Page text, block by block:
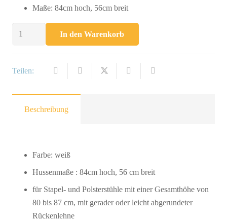
Maße: 84cm hoch, 56cm breit
Menge
In den Warenkorb
Teilen:
Beschreibung
Farbe: weiß
Hussenmaße : 84cm hoch, 56 cm breit
für Stapel- und Polsterstühle mit einer Gesamthöhe von
80 bis 87 cm, mit gerader oder leicht abgerundeter
Rückenlehne